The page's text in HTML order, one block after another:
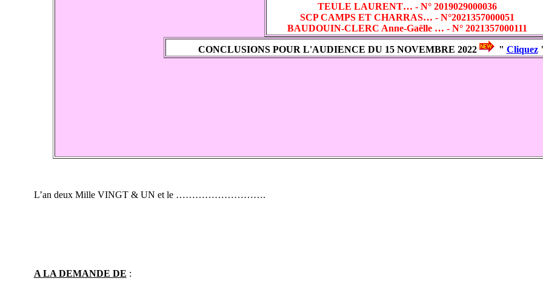
TEULE LAURENT… - N° 2019029000036
SCP CAMPS ET CHARRAS… - N°2021357000051
BAUDOUIN-CLERC Anne-Gaëlle … - N° 2021357000111
CONCLUSIONS POUR L'AUDIENCE DU 15 NOVEMBRE 2022 " Cliquez
L’an deux Mille VINGT & UN et le ……………………….
A LA DEMANDE DE :